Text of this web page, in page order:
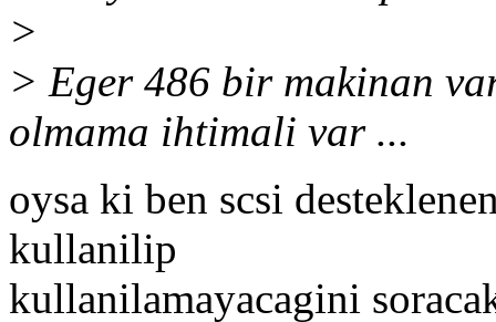
>
> Eger 486 bir makinan
olmama ihtimali var ...
oysa ki ben scsi
kullanilip
kullanilamayacagini